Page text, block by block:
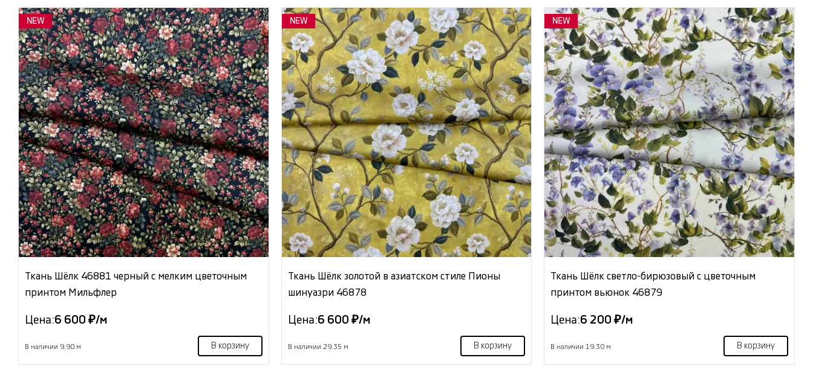
NEW
Ткань Шёлк 46881 черный с мелким цветочным
принтом Мильфлер
Цена:6 600 ₽/м
В наличии 9.90 м В корзину
NEW
Ткань Шёлк золотой в азиатском стиле Пионы
шинуазри 46878
Цена:6 600 ₽/м
В наличии 29.35 м В корзину
NEW
Ткань Шёлк светло-бирюзовый с цветочным
принтом вьюнок 46879
Цена:6 200 ₽/м
В наличии 19.30 м В корзину